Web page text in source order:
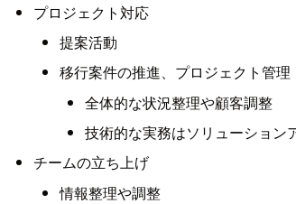
プロジェクト対応
提案活動
移行案件の推進、プロジェクト管理
全体的な状況整理や顧客調整
技術的な実務はソリューション
チームの立ち上げ
情報整理や調整